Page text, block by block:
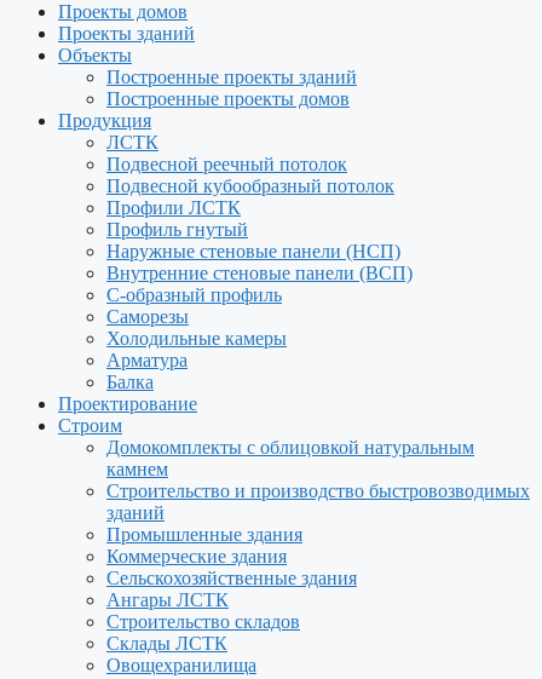
Проекты домов
Проекты зданий
Объекты
Построенные проекты зданий
Построенные проекты домов
Продукция
ЛСТК
Подвесной реечный потолок
Подвесной кубообразный потолок
Профили ЛСТК
Профиль гнутый
Наружные стеновые панели (НСП)
Внутренние стеновые панели (ВСП)
С-образный профиль
Саморезы
Холодильные камеры
Арматура
Балка
Проектирование
Строим
Домокомплекты с облицовкой натуральным
камнем
Строительство и производство быстровозводимых
зданий
Промышленные здания
Коммерческие здания
Сельскохозяйственные здания
Ангары ЛСТК
Строительство складов
Склады ЛСТК
Овощехранилища